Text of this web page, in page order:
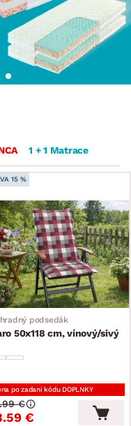
1 + 1 Matrace
15 %
podsedák
50x118 cm, vínový/sivý
po zadaní kódu DOPLNKY
€
€